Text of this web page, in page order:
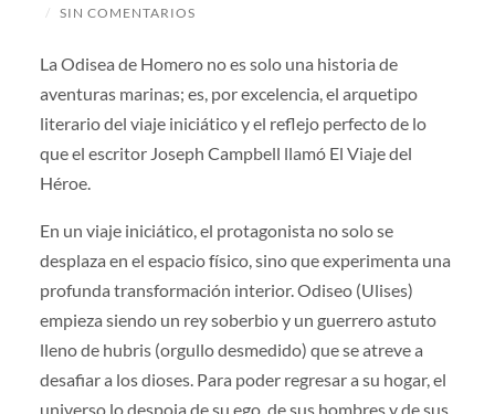
/ SIN COMENTARIOS
La Odisea de Homero no es solo una historia de
aventuras marinas; es, por excelencia, el arquetipo
literario del viaje iniciático y el reflejo perfecto de lo
que el escritor Joseph Campbell llamó El Viaje del
Héroe.
En un viaje iniciático, el protagonista no solo se
desplaza en el espacio físico, sino que experimenta una
profunda transformación interior. Odiseo (Ulises)
empieza siendo un rey soberbio y un guerrero astuto
lleno de hubris (orgullo desmedido) que se atreve a
desafiar a los dioses. Para poder regresar a su hogar, el
universo lo despoja de su ego, de sus hombres y de sus